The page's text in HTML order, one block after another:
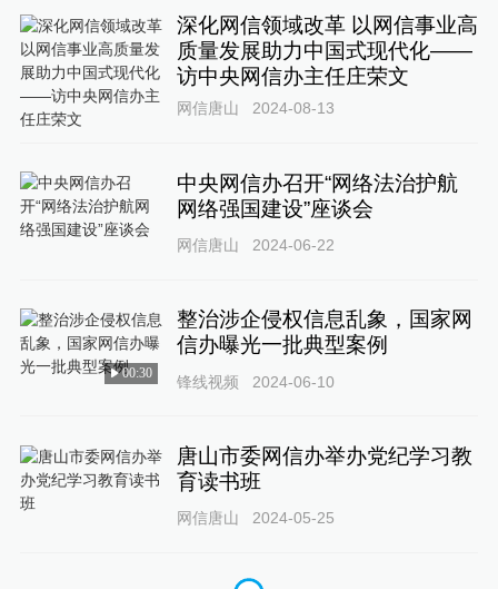
深化网信领域改革 以网信事业高
质量发展助力中国式现代化——
访中央网信办主任庄荣文
网信唐山 2024-08-13
中央网信办召开“网络法治护航
网络强国建设”座谈会
网信唐山 2024-06-22
00:30
整治涉企侵权信息乱象，国家网
信办曝光一批典型案例
锋线视频 2024-06-10
唐山市委网信办举办党纪学习教
育读书班
网信唐山 2024-05-25